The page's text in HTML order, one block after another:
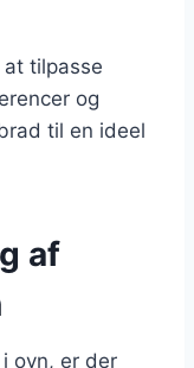
tilpasse
og
til en ideel
af
ovn, er der